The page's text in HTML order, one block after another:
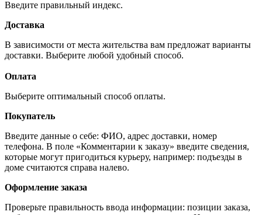
Введите правильный индекс.
Доставка
В зависимости от места жительства вам предложат варианты
доставки. Выберите любой удобный способ.
Оплата
Выберите оптимальный способ оплаты.
Покупатель
Введите данные о себе: ФИО, адрес доставки, номер
телефона. В поле «Комментарии к заказу» введите сведения,
которые могут пригодиться курьеру, например: подъезды в
доме считаются справа налево.
Оформление заказа
Проверьте правильность ввода информации: позиции заказа,